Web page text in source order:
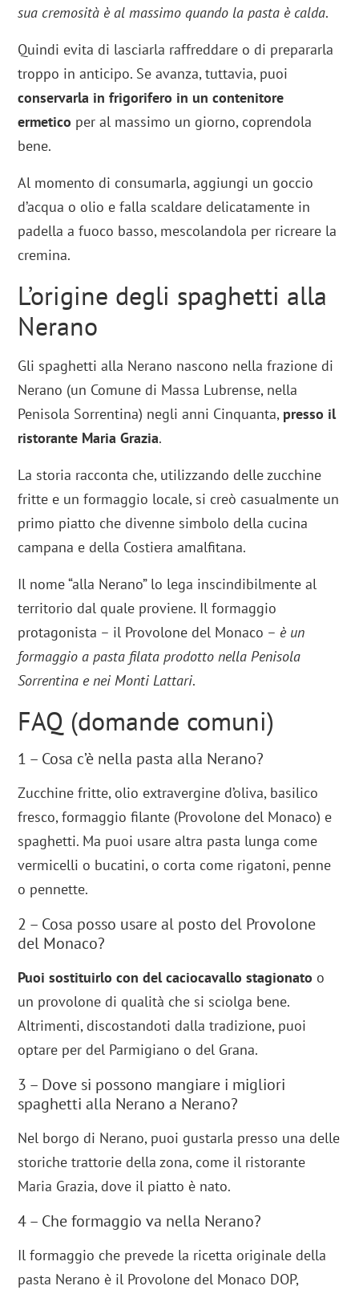
sua cremosità è al massimo quando la pasta è calda.
Quindi evita di lasciarla raffreddare o di prepararla
troppo in anticipo. Se avanza, tuttavia, puoi
conservarla in frigorifero in un contenitore
ermetico per al massimo un giorno, coprendola
bene.
Al momento di consumarla, aggiungi un goccio
d’acqua o olio e falla scaldare delicatamente in
padella a fuoco basso, mescolandola per ricreare la
cremina.
L’origine degli spaghetti alla
Nerano
Gli spaghetti alla Nerano nascono nella frazione di
Nerano (un Comune di Massa Lubrense, nella
Penisola Sorrentina) negli anni Cinquanta, presso il
ristorante Maria Grazia.
La storia racconta che, utilizzando delle zucchine
fritte e un formaggio locale, si creò casualmente un
primo piatto che divenne simbolo della cucina
campana e della Costiera amalfitana.
Il nome “alla Nerano” lo lega inscindibilmente al
territorio dal quale proviene. Il formaggio
protagonista – il Provolone del Monaco – è un
formaggio a pasta filata prodotto nella Penisola
Sorrentina e nei Monti Lattari.
FAQ (domande comuni)
1 – Cosa c’è nella pasta alla Nerano?
Zucchine fritte, olio extravergine d’oliva, basilico
fresco, formaggio filante (Provolone del Monaco) e
spaghetti. Ma puoi usare altra pasta lunga come
vermicelli o bucatini, o corta come rigatoni, penne
o pennette.
2 – Cosa posso usare al posto del Provolone
del Monaco?
Puoi sostituirlo con del caciocavallo stagionato o
un provolone di qualità che si sciolga bene.
Altrimenti, discostandoti dalla tradizione, puoi
optare per del Parmigiano o del Grana.
3 – Dove si possono mangiare i migliori
spaghetti alla Nerano a Nerano?
Nel borgo di Nerano, puoi gustarla presso una delle
storiche trattorie della zona, come il ristorante
Maria Grazia, dove il piatto è nato.
4 – Che formaggio va nella Nerano?
Il formaggio che prevede la ricetta originale della
pasta Nerano è il Provolone del Monaco DOP,